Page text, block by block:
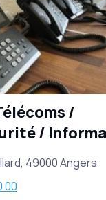
/
/
49000 Angers
00